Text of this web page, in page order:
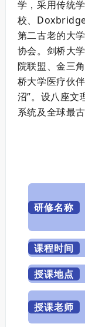
学，采用传统
校、
第二古老的大
协会。剑桥大
院联盟、金三
桥大学医疗伙
沼”。设八座文
系统及全球最
研修名称
课程时间
授课地点
授课老师